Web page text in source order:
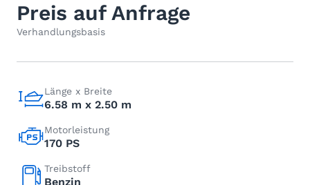
Preis auf Anfrage
Verhandlungsbasis
Länge x Breite
6.58 m x 2.50 m
Motorleistung
170 PS
Treibstoff
Benzin